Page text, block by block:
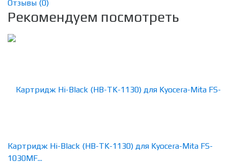
Отзывы (0)
Рекомендуем посмотреть
Картридж Hi-Black (HB-TK-1130) для Kyocera-Mita FS-
1030MF...